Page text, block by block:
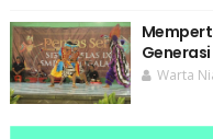
Warta